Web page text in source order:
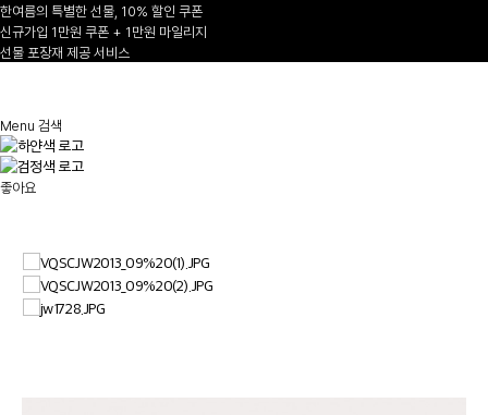
한여름의 특별한 선물, 10% 할인 쿠폰
신규가입 1만원 쿠폰 + 1만원 마일리지
선물 포장재 제공 서비스
Menu 검색
좋아요